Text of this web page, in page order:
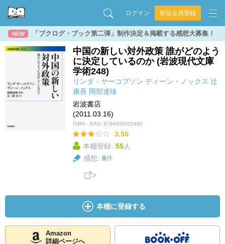
ログイン 新規会員登録
NEW 「ブクログ・ブック第二弾」制作決定＆掲載する感想大募集！
中国の新しい対外政策 誰がどのよう
に決定しているのか (岩波現代文庫
学術248)
リンダ・ヤーコブソン ディーン・ノックス 辻
康吾 岡部達味
岩波書店
(2011.03.16)
ISBN・EAN: 9784006002480
3.50
本棚登録: 55人
感想: 8件
本棚に登録する
Amazon
詳細ページへ